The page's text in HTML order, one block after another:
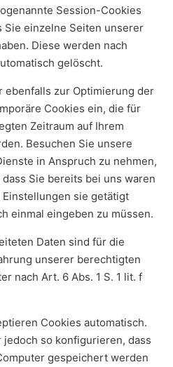
Session-Cookies
Sie einzelne Seiten unserer
Diese werden nach
gelöscht.
ebenfalls zur Optimierung der
Cookies ein, die für
Zeitraum auf Ihrem
Besuchen Sie unsere
in Anspruch zu nehmen,
Sie bereits bei uns waren
sie getätigt
einmal eingeben zu müssen.
Daten sind für die
unserer berechtigten
nach Art. 6 Abs. 1 S. 1 lit. f
Cookies automatisch.
so konfigurieren, dass
gespeichert werden